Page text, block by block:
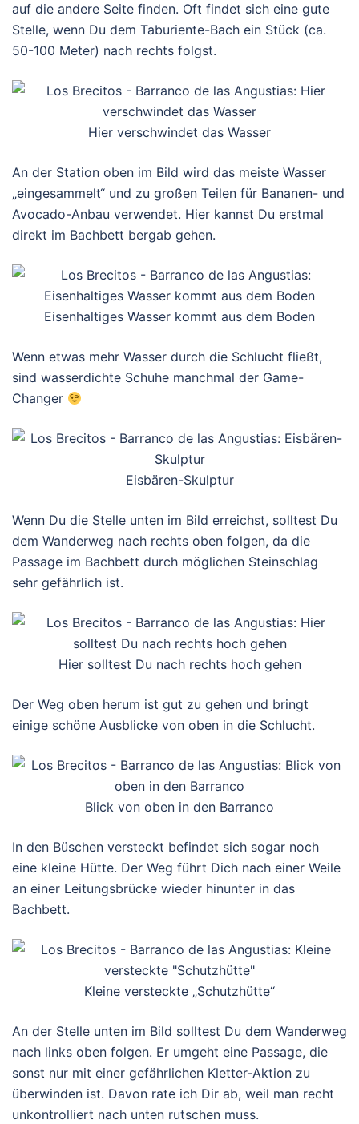
auf die andere Seite finden. Oft findet sich eine gute
Stelle, wenn Du dem Taburiente-Bach ein Stück (ca.
50-100 Meter) nach rechts folgst.
Hier verschwindet das Wasser
An der Station oben im Bild wird das meiste Wasser
„eingesammelt“ und zu großen Teilen für Bananen- und
Avocado-Anbau verwendet. Hier kannst Du erstmal
direkt im Bachbett bergab gehen.
Eisenhaltiges Wasser kommt aus dem Boden
Wenn etwas mehr Wasser durch die Schlucht fließt,
sind wasserdichte Schuhe manchmal der Game-
Changer
Eisbären-Skulptur
Wenn Du die Stelle unten im Bild erreichst, solltest Du
dem Wanderweg nach rechts oben folgen, da die
Passage im Bachbett durch möglichen Steinschlag
sehr gefährlich ist.
Hier solltest Du nach rechts hoch gehen
Der Weg oben herum ist gut zu gehen und bringt
einige schöne Ausblicke von oben in die Schlucht.
Blick von oben in den Barranco
In den Büschen versteckt befindet sich sogar noch
eine kleine Hütte. Der Weg führt Dich nach einer Weile
an einer Leitungsbrücke wieder hinunter in das
Bachbett.
Kleine versteckte „Schutzhütte“
An der Stelle unten im Bild solltest Du dem Wanderweg
nach links oben folgen. Er umgeht eine Passage, die
sonst nur mit einer gefährlichen Kletter-Aktion zu
überwinden ist. Davon rate ich Dir ab, weil man recht
unkontrolliert nach unten rutschen muss.